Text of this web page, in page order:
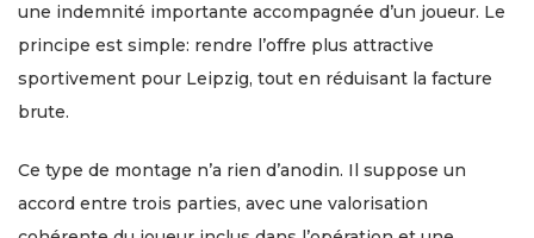
une indemnité importante accompagnée d’un joueur. Le
principe est simple: rendre l’offre plus attractive
sportivement pour Leipzig, tout en réduisant la facture
brute.
Ce type de montage n’a rien d’anodin. Il suppose un
accord entre trois parties, avec une valorisation